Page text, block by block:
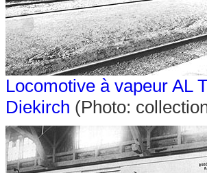
Locomotive à vapeur AL
Diekirch (Photo: